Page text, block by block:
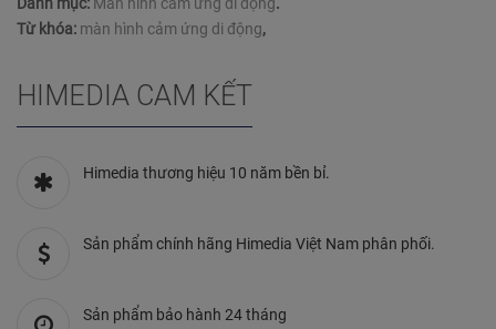
Danh mục: Màn hình cảm ứng di động.
Từ khóa: màn hình cảm ứng di động,
HIMEDIA CAM KẾT
Himedia thương hiệu 10 năm bền bỉ.
Sản phẩm chính hãng Himedia Việt Nam phân phối.
Sản phẩm bảo hành 24 tháng